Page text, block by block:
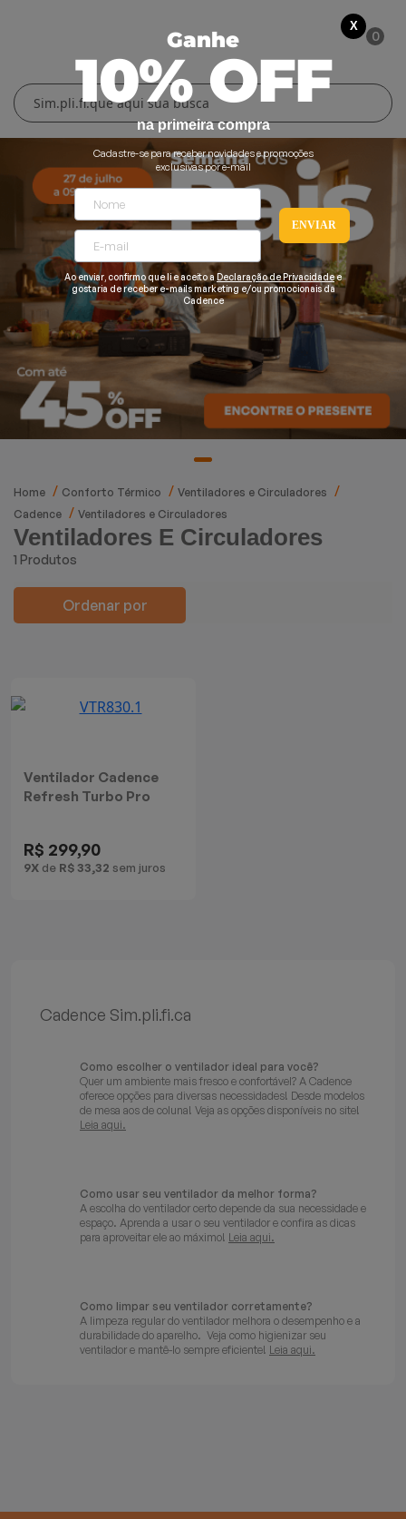
0
Home Conforto Térmico
Ventiladores e Circuladores
Cadence
Ventiladores e Circuladores
Ventiladores E Circuladores
1 Produtos
Ordenar por
Ventilador Cadence
Refresh Turbo Pro
R$ 299,90
9X de R$ 33,32 sem juros
Cadence Sim.pli.fi.ca
Como escolher o ventilador ideal para você?
Quer um ambiente mais fresco e confortável? A Cadence
oferece opções para diversas necessidades! Desde modelos
de mesa aos de coluna! Veja as opções disponíveis no site!
Leia aqui.
Como usar seu ventilador da melhor forma?
A escolha do ventilador certo depende da sua necessidade e
espaço. Aprenda a usar o seu ventilador e confira as dicas
para aproveitar ele ao máximo! Leia aqui.
Como limpar seu ventilador corretamente?
A limpeza regular do ventilador melhora o desempenho e a
durabilidade do aparelho. Veja como higienizar seu
ventilador e mantê-lo sempre eficiente! Leia aqui.
X
Ganhe
10% OFF
na primeira compra
Cadastre-se para receber novidades e promoções
exclusivas por e-mail
ENVIAR
Ao enviar, confirmo que li e aceito a Declaração de Privacidadee
gostaria de receber e-mails marketing e/ou promocionais da
Cadence
Cozinha
Blenders
Liquidificadores
Grills e Sanduicheiras
Chaleiras Elétricas
Cafeteiras
Fritadeiras
Mixers
Coifas
Churrasqueiras
Panelas Elétricas
Cooktops
Lar
Ferros e Passadeiras
Conforto Térmico
Aquecedores
Climatizadores
Ventiladores
Cuidados Pessoais
Escovas Secadoras
Secadores
Cortadores de Cabelo
Pranchas